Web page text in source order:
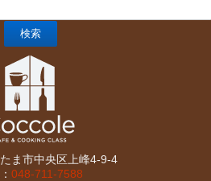
ま市中央区上峰4-9-4
048-711-7588